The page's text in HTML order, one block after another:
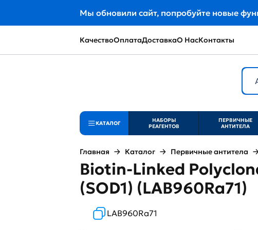
Мы обновили сайт, попробуйте новые
КачествоОплатаДоставкаО НасКонтакты
КАТАЛОГ
НАБОРЫ
РЕАГЕНТОВ
ПЕРВИЧНЫЕ
АНТИТЕЛА
Главная Каталог Первичные антитела
Biotin-Linked
(SOD1) (LAB960Ra71)
LAB960Ra71